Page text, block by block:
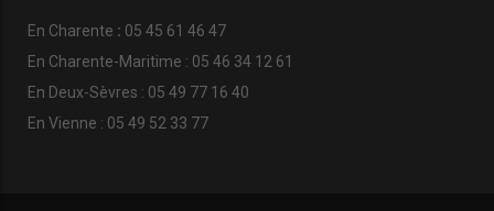
En Charente : 05 45 61 46 47
En Charente-Maritime : 05 46 34 12 61
En Deux-Sèvres : 05 49 77 16 40
En Vienne : 05 49 52 33 77